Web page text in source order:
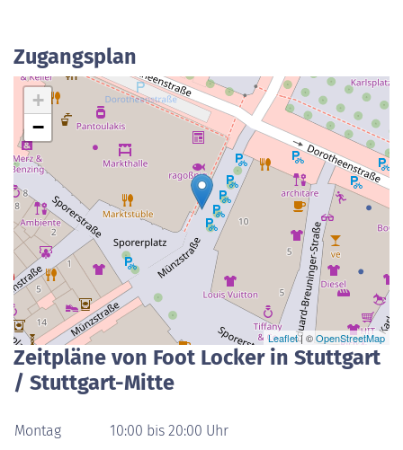
Zugangsplan
+
−
Leaflet| ©OpenStreetMap
Zeitpläne von Foot Locker in Stuttgart
/ Stuttgart-Mitte
Montag
10:00 bis 20:00 Uhr